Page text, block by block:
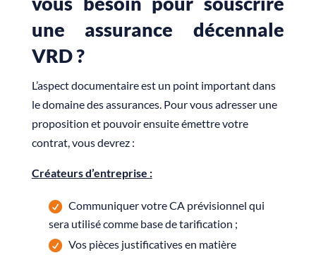
une assurance décennale
VRD ?
L’aspect documentaire est un point important dans
le domaine des assurances. Pour vous adresser une
proposition et pouvoir ensuite émettre votre
contrat, vous devrez :
Créateurs d’entreprise :
Communiquer votre CA prévisionnel qui
sera utilisé comme base de tarification ;
Vos pièces justificatives en matière